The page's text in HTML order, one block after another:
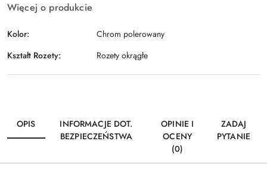
Więcej o produkcie
Kolor:
Chrom polerowany
Kształt Rozety:
Rozety okrągłe
OPIS
INFORMACJE DOT.
BEZPIECZEŃSTWA
OPINIE I
OCENY
(0)
ZADAJ
PYTANIE